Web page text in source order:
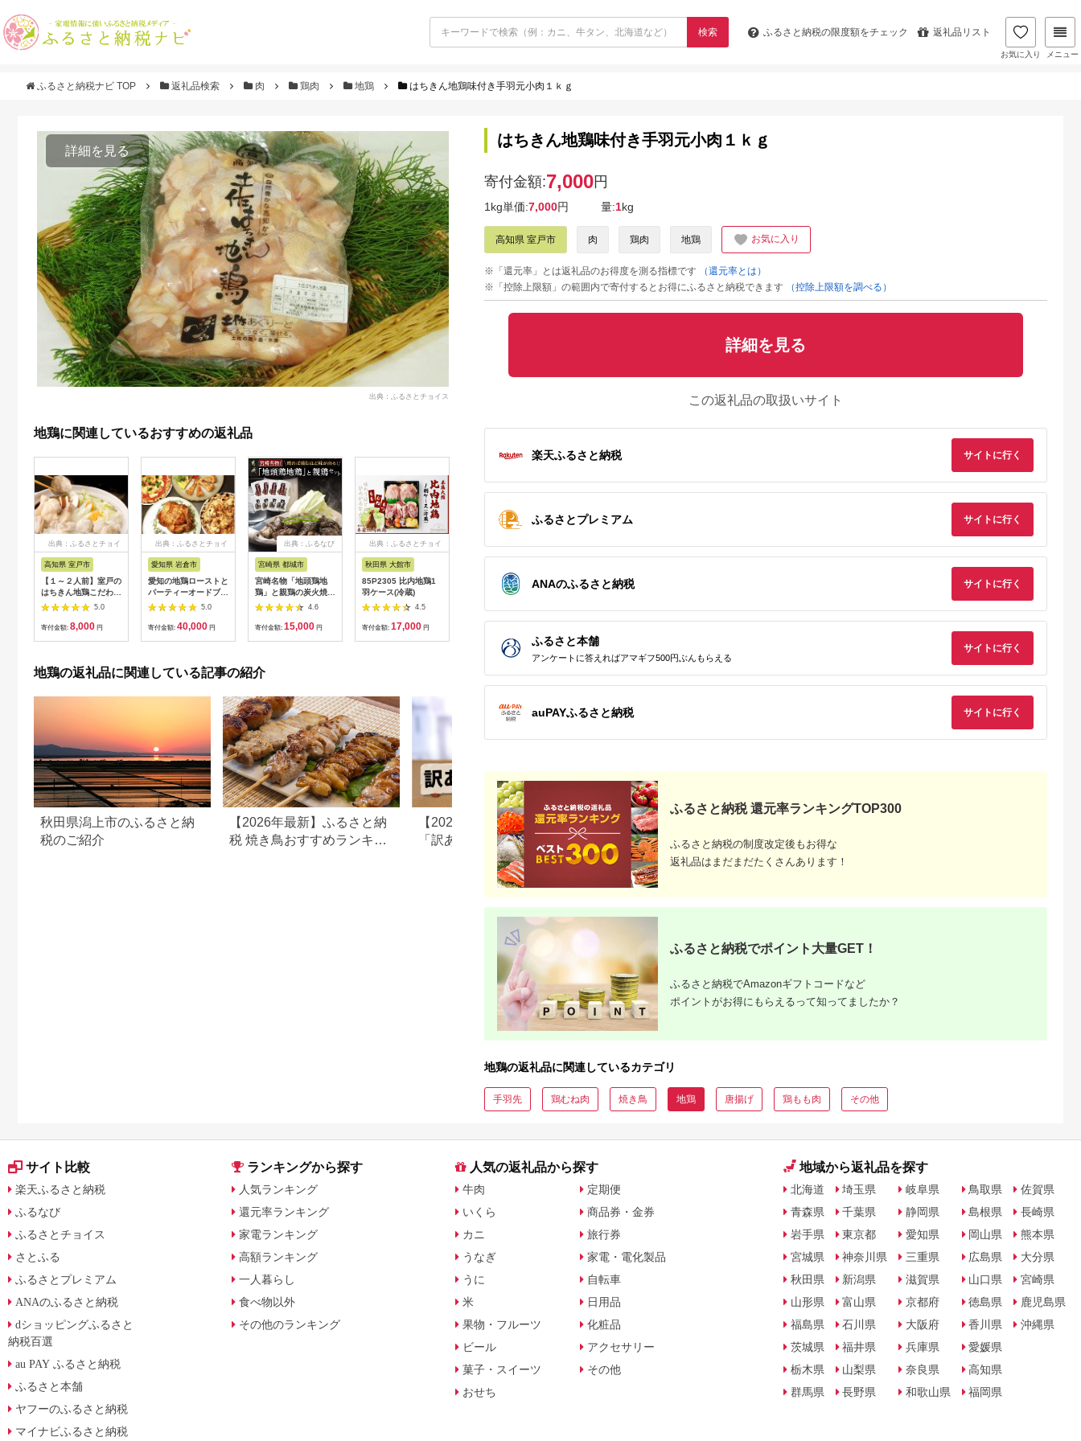
検索 ふるさと納税の限度額をチェック 返礼品リスト
お気に入り メニュー
ふるさと納税ナビ TOP 返礼品検索 肉 鶏肉 地鶏 はちきん地鶏味付き手羽元小肉１ｋｇ
詳細を見る
出典：ふるさとチョイス
地鶏に関連しているおすすめの返礼品
出典：ふるさとチョイ
高知県 室戸市
【１～２人前】室戸の
はちきん地鶏こだわり
鍋セット
5.0
寄付金額: 8,000 円
出典：ふるさとチョイ
愛知県 岩倉市
愛知の地鶏ローストと
パーティーオードブル
セット
5.0
寄付金額: 40,000 円
出典：ふるなび
宮崎県 都城市
宮崎名物「地頭鶏地
鶏」と親鶏の炭火焼セ
ット_MJ-7806_(都城
(じとっこ/親鳥) 各
鶏肉 おかず
4.6
寄付金額: 15,000 円
出典：ふるさとチョイ
秋田県 大館市
85P2305 比内地鶏1
羽ケース(冷蔵)
4.5
寄付金額: 17,000 円
「宮崎山地鶏 」炭火
焼 100g×5袋_MJ-
ス
はちきん地鶏手羽先１
ｋｇ
ス
ス
ス
FKK19-180 天草大
手焼き はかた地どり
ン 約2kg(8～12パッ
凍
地鶏の返礼品に関連している記事の紹介
秋田県潟上市のふるさと納
税のご紹介
【2026年最新】ふるさと納
税 焼き鳥おすすめランキン
【2026年】ふるさと納税
「訳あり品」がお得！海
鮮・お肉・スイーツ返礼品
【2026年最新】ふるさと納
税の鶏肉おすすめランキン
グ｜コスパ・量・部位別に
厳選
はちきん地鶏味付き手羽元小肉１ｋｇ
寄付金額:7,000円
1kg単価:7,000円 量:1kg
高知県 室戸市 肉 鶏肉 地鶏 お気に入り
※「還元率」とは返礼品のお得度を測る指標です
（還元率とは）
※「控除上限額」の範囲内で寄付するとお得にふるさと納税できます
（控除上限額を調べる）
詳細を見る
この返礼品の取扱いサイト
楽天ふるさと納税 サイトに行く
ふるさとプレミアム サイトに行く
ANAのふるさと納税 サイトに行く
ふるさと本舗
アンケートに答えればアマギフ500円ぶんもらえる
サイトに行く
auPAYふるさと納税 サイトに行く
ふるさと納税 還元率ランキングTOP300
ふるさと納税の制度改定後もお得な
返礼品はまだまだたくさんあります！
ふるさと納税でポイント大量GET！
ふるさと納税でAmazonギフトコードなど
ポイントがお得にもらえるって知ってましたか？
地鶏の返礼品に関連しているカテゴリ
手羽先 鶏むね肉 焼き鳥 地鶏 唐揚げ 鶏もも肉 その他
サイト比較
楽天ふるさと納税
ふるなび
ふるさとチョイス
さとふる
ふるさとプレミアム
ANAのふるさと納税
dショッピングふるさと
納税百選
au PAY ふるさと納税
ふるさと本舗
ヤフーのふるさと納税
マイナビふるさと納税
ランキングから探す
人気ランキング
還元率ランキング
家電ランキング
高額ランキング
一人暮らし
食べ物以外
その他のランキング
人気の返礼品から探す
牛肉
いくら
カニ
うなぎ
うに
米
果物・フルーツ
ビール
菓子・スイーツ
おせち
定期便
商品券・金券
旅行券
家電・電化製品
自転車
日用品
化粧品
アクセサリー
その他
地域から返礼品を探す
北海道
青森県
岩手県
宮城県
秋田県
山形県
福島県
茨城県
栃木県
群馬県
埼玉県
千葉県
東京都
神奈川県
新潟県
富山県
石川県
福井県
山梨県
長野県
岐阜県
静岡県
愛知県
三重県
滋賀県
京都府
大阪府
兵庫県
奈良県
和歌山県
鳥取県
島根県
岡山県
広島県
山口県
徳島県
香川県
愛媛県
高知県
福岡県
佐賀県
長崎県
熊本県
大分県
宮崎県
鹿児島県
沖縄県